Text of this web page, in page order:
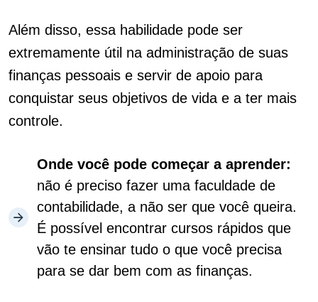
Além disso, essa habilidade pode ser
extremamente útil na administração de suas
finanças pessoais e servir de apoio para
conquistar seus objetivos de vida e a ter mais
controle.
Onde você pode começar a aprender:
não é preciso fazer uma faculdade de
contabilidade, a não ser que você queira.
É possível encontrar cursos rápidos que
vão te ensinar tudo o que você precisa
para se dar bem com as finanças.